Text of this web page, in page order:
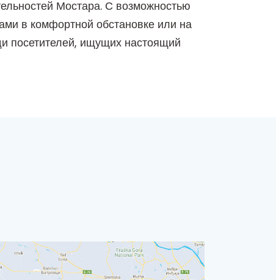
Мостара. С возможностью
в комфортной обстановке или на
посетителей, ищущих настоящий